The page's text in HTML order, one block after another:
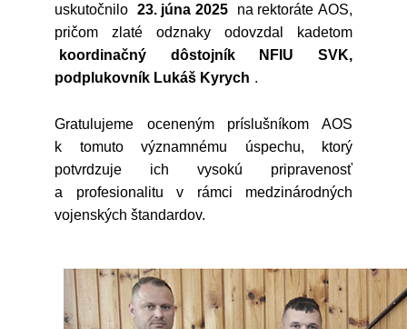
uskutočnilo 23. júna 2025
na rektoráte AOS,
pričom zlaté odznaky odovzdal kadetom
koordinačný dôstojník NFIU SVK,
podplukovník Lukáš Kyrych .
Gratulujeme oceneným príslušníkom AOS
k tomuto významnému úspechu, ktorý
potvrdzuje ich vysokú pripravenosť
a profesionalitu v rámci medzinárodných
vojenských štandardov.